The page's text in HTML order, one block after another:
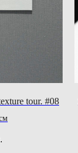
tour. #08